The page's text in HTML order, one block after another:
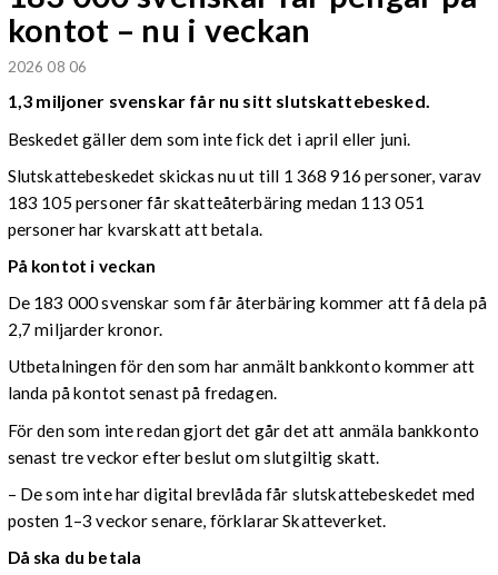
kontot – nu i veckan
2026 08 06
1,3 miljoner svenskar får nu sitt slutskattebesked.
Beskedet gäller dem som inte fick det i april eller juni.
Slutskattebeskedet skickas nu ut till 1 368 916 personer, varav
183 105 personer får skatteåterbäring medan 113 051
personer har kvarskatt att betala.
På kontot i veckan
De 183 000 svenskar som får återbäring kommer att få dela på
2,7 miljarder kronor.
Utbetalningen för den som har anmält bankkonto kommer att
landa på kontot senast på fredagen.
För den som inte redan gjort det går det att anmäla bankkonto
senast tre veckor efter beslut om slutgiltig skatt.
– De som inte har digital brevlåda får slutskattebeskedet med
posten 1–3 veckor senare, förklarar Skatteverket.
Då ska du betala